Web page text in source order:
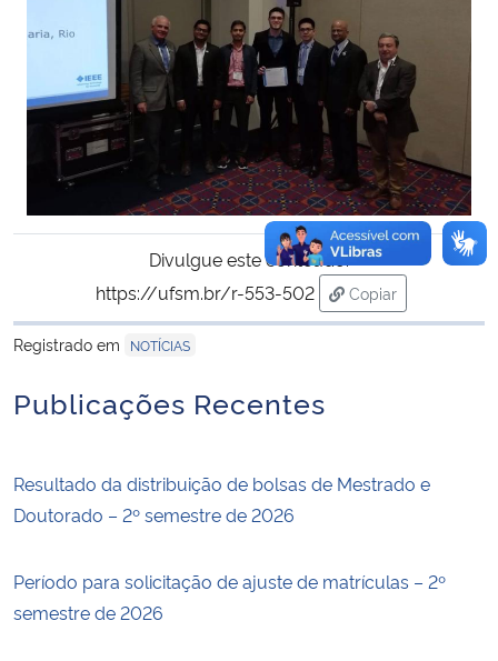
Divulgue este conteúdo:
https://ufsm.br/r-553-502
Copiar
para área de
Registrado em
NOTÍCIAS
Publicações Recentes
Resultado da distribuição de bolsas de Mestrado e
Doutorado – 2º semestre de 2026
Período para solicitação de ajuste de matrículas – 2º
semestre de 2026